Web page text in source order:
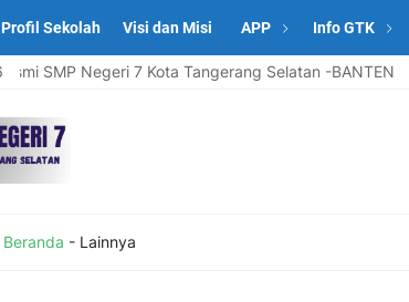
Profil Sekolah Visi dan Misi APP Info GTK
SMP Negeri 7 Kota Tangerang Selatan -BANTEN
Beranda - Lainnya